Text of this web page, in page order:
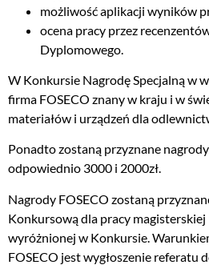
możliwość aplikacji wyników
ocena pracy przez
Dyplomowego.
W Konkursie Nagrodę Specjalną w
firma FOSECO znany w kraju i w
materiałów i urządzeń dla
Ponadto zostaną przyznane
odpowiednio 3000 i 2000zł.
Nagrody FOSECO zostaną
Konkursową dla pracy
wyróżnionej w Konkursie.
FOSECO jest wygłoszenie referatu